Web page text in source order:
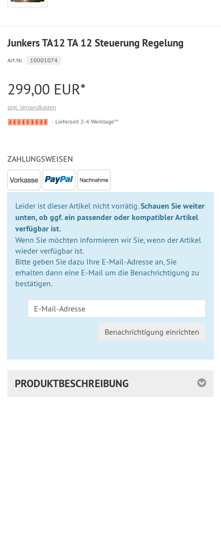
Junkers TA12 TA 12 Steuerung Regelung
Art.Nr.: 10001074
299,00 EUR*
zzgl. Versandkosten
Nicht
Lieferzeit 2-4 Werktage**
ZAHLUNGSWEISEN
Leider ist dieser Artikel nicht vorrätig.Schauen Sie weiter
unten, ob ggf. ein passender oder kompatibler Artikel
verfügbar ist.
Wenn Sie möchten informieren wir Sie, wenn der Artikel
wieder verfügbar ist.
Bitte geben Sie dazu Ihre E-Mail-Adresse an, Sie
erhalten dann eine E-Mail um die Benachrichtigung zu
bestätigen.
Benachrichtigung einrichten
PRODUKTBESCHREIBUNG